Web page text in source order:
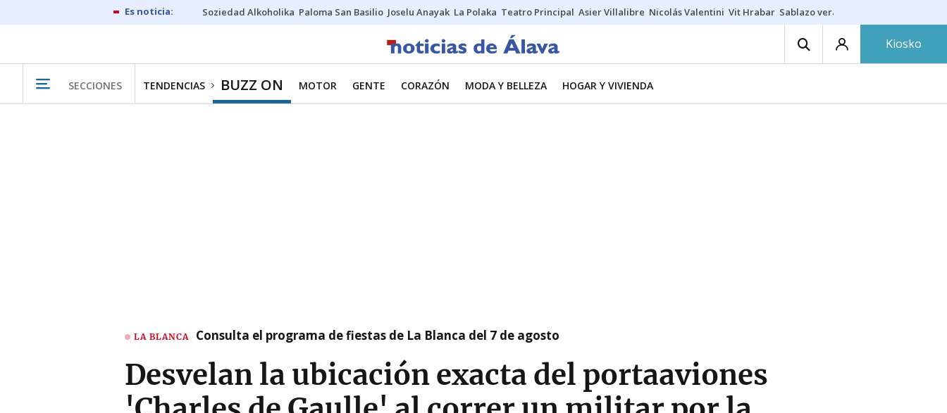
Soziedad Alkoholika Paloma San Basilio Joselu Anayak La Polaka Teatro Principal Asier Villalibre Nicolás Valentini Vit Hrabar Sablazo veraniego
Kiosko
SECCIONES TENDENCIAS BUZZ ON MOTOR GENTE CORAZÓN MODA Y BELLEZA HOGAR Y VIVIENDA
LA BLANCA Consulta el programa de fiestas de La Blanca del 7 de agosto
Desvelan la ubicación exacta del portaaviones